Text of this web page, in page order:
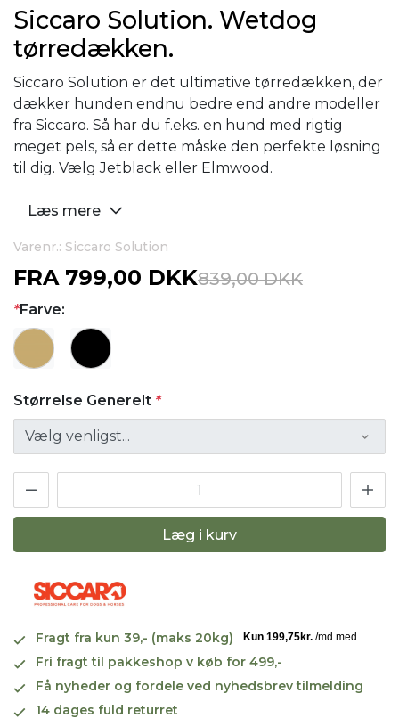
Siccaro Solution. Wetdog
tørredækken.
Siccaro Solution er det ultimative tørredækken, der
dækker hunden endnu bedre end andre modeller
fra Siccaro. Så har du f.eks. en hund med rigtig
meget pels, så er dette måske den perfekte løsning
til dig. Vælg Jetblack eller Elmwood.
Læs mere
Varenr.: Siccaro Solution
FRA 799,00 DKK839,00 DKK
*Farve:
Størrelse Generelt *
Læg i kurv
Fragt fra kun 39,- (maks 20kg)
Fri fragt til pakkeshop v køb for 499,-
Få nyheder og fordele ved nyhedsbrev tilmelding
14 dages fuld returret